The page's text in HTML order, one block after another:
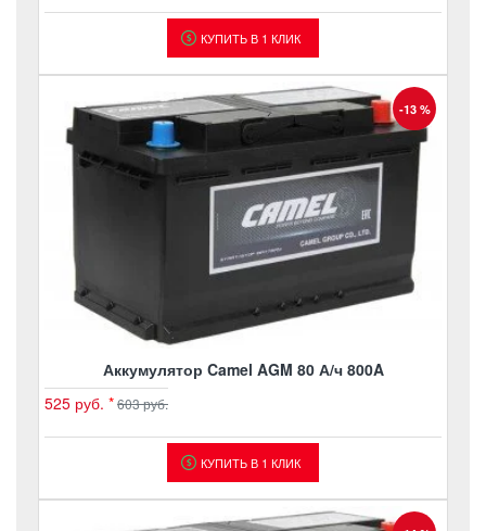
КУПИТЬ В 1 КЛИК
-13 %
Аккумулятор Camel AGM 80 А/ч 800A
525 руб. *603 руб.
КУПИТЬ В 1 КЛИК